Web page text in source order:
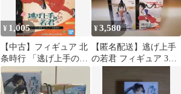
¥ 1,005
【中古】フィギュア 北
条時行 「逃げ上手の若
君」 フィギュア-北条
時行-
¥3,580
【匿名配送】逃げ上手
の若君 フィギュア 3種